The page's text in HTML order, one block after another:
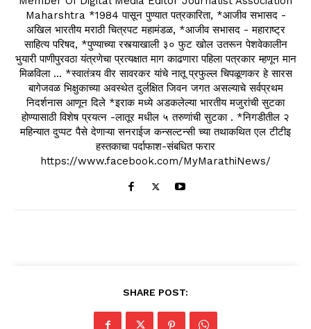
Maharshtra *1984 पासून पुण्यात पत्रकारिता, *आजीव सभासद -
अखिल भारतीय मराठी चित्रपट महामंडळ, *आजीव सभासद - महाराष्ट्र
साहित्य परिषद, *पुण्याच्या रस्त्याखाली ३० फुट खोल उतरून पेशवेकालीन
भुयारी पाणीपुरवठा यंत्रणेचा प्रत्यक्षात माग काढणारा पहिला पत्रकार म्हणून मान
मिळविला ... *स्वातंत्र्य वीर सावरकर यांचे नातू प्रफुल्ल चिपळूणकर हे सारस
बागेजवळ भिक्षुकाच्या अवस्थेत दुर्लक्षित जिवन जगत असल्याचे सर्वप्रथम
निदर्शनास आणून दिले *इराक मध्ये अडकलेल्या भारतीय मजुरांची सुटका
होण्यासाठी विशेष प्रयत्न -लातूर मधील ५ तरुणांची सुटका . *निगडीतील २
महिन्यात दुप्पट पैसे देणाऱ्या सनराईज कन्सल्टन्सी च्या तथाकथित एल टीटीइ
हस्तकाचा पर्दाफाश-संबधित फरार
https://www.facebook.com/MyMarathiNews/
SHARE POST: